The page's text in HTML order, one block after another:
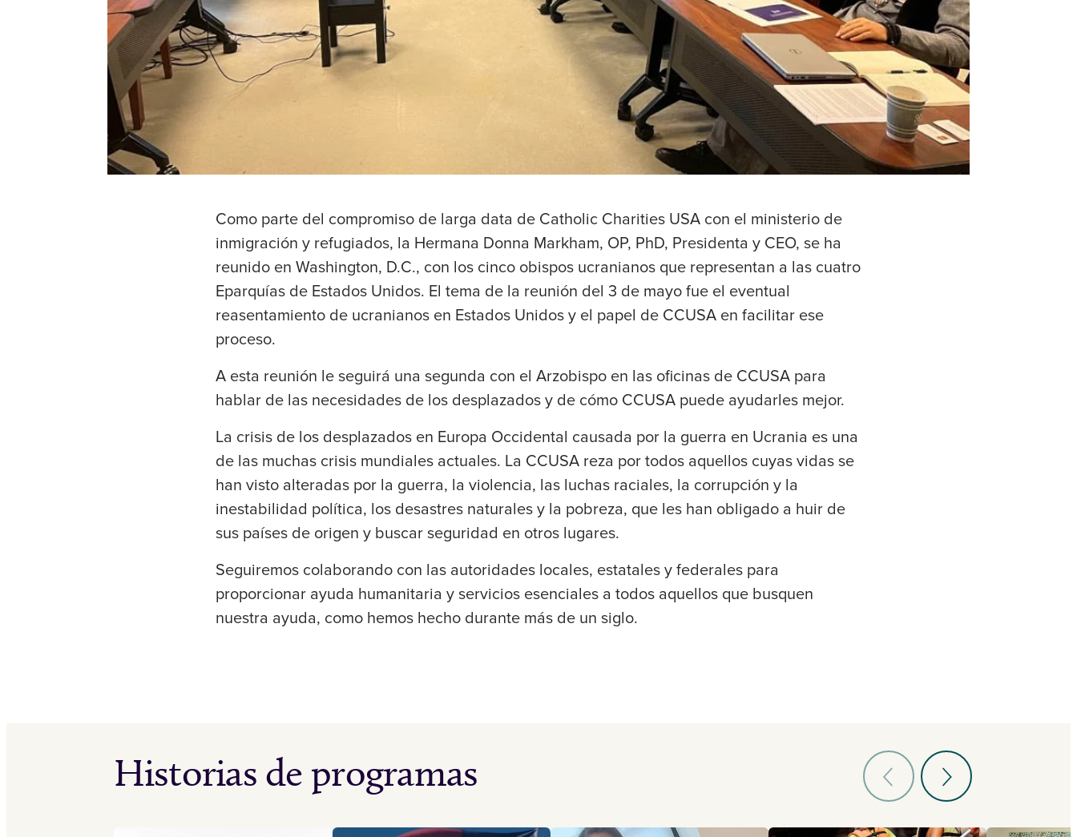
Como parte del compromiso de larga data de Catholic Charities USA con el ministerio de
inmigración y refugiados, la Hermana Donna Markham, OP, PhD, Presidenta y CEO, se ha
reunido en Washington, D.C., con los cinco obispos ucranianos que representan a las cuatro
Eparquías de Estados Unidos. El tema de la reunión del 3 de mayo fue el eventual
reasentamiento de ucranianos en Estados Unidos y el papel de CCUSA en facilitar ese
proceso.
A esta reunión le seguirá una segunda con el Arzobispo en las oficinas de CCUSA para
hablar de las necesidades de los desplazados y de cómo CCUSA puede ayudarles mejor.
La crisis de los desplazados en Europa Occidental causada por la guerra en Ucrania es una
de las muchas crisis mundiales actuales. La CCUSA reza por todos aquellos cuyas vidas se
han visto alteradas por la guerra, la violencia, las luchas raciales, la corrupción y la
inestabilidad política, los desastres naturales y la pobreza, que les han obligado a huir de
sus países de origen y buscar seguridad en otros lugares.
Seguiremos colaborando con las autoridades locales, estatales y federales para
proporcionar ayuda humanitaria y servicios esenciales a todos aquellos que busquen
nuestra ayuda, como hemos hecho durante más de un siglo.
Historias de programas